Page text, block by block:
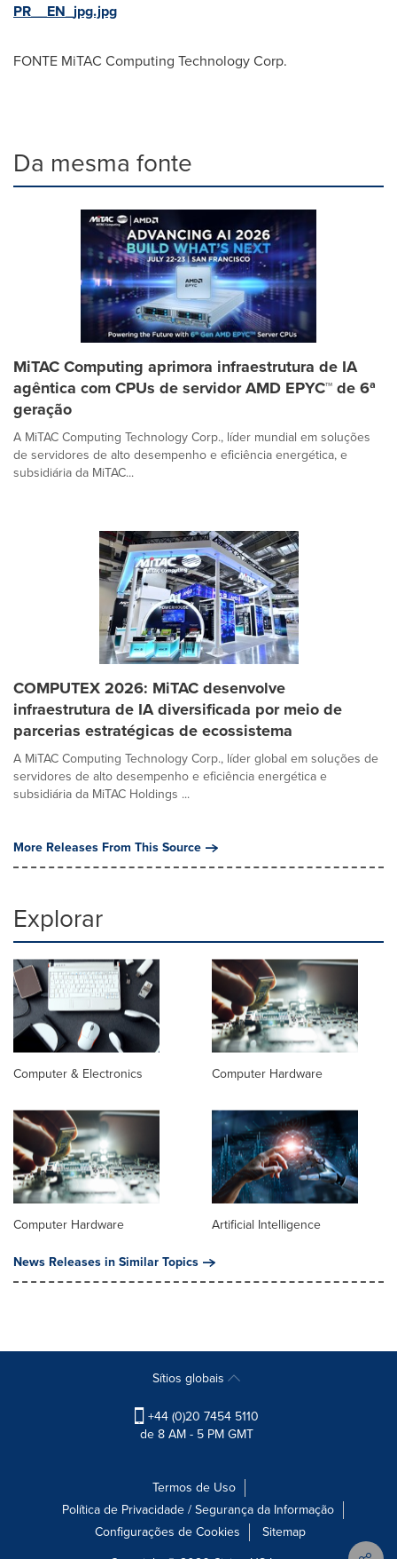
PR__EN_jpg.jpg
FONTE MiTAC Computing Technology Corp.
Da mesma fonte
MiTAC Computing aprimora infraestrutura de IA
agêntica com CPUs de servidor AMD EPYC™ de 6ª
geração
A MiTAC Computing Technology Corp., líder mundial em soluções
de servidores de alto desempenho e eficiência energética, e
subsidiária da MiTAC...
COMPUTEX 2026: MiTAC desenvolve
infraestrutura de IA diversificada por meio de
parcerias estratégicas de ecossistema
A MiTAC Computing Technology Corp., líder global em soluções de
servidores de alto desempenho e eficiência energética e
subsidiária da MiTAC Holdings ...
More Releases From This Source
Explorar
Computer & Electronics Computer Hardware
Computer Hardware
Artificial Intelligence
News Releases in Similar Topics
Sítios globais
+44 (0)20 7454 5110
de 8 AM - 5 PM GMT
Termos de Uso
Política de Privacidade / Segurança da Informação
Configurações de Cookies
Sitemap